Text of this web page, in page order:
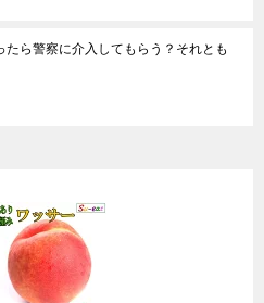
たら警察に介入してもらう？それとも